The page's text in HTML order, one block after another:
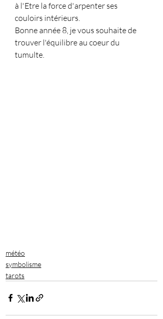
à l'Etre la force d'arpenter ses
couloirs intérieurs.
Bonne année 8, je vous souhaite de
trouver l'équilibre au coeur du
tumulte.
météo
symbolisme
tarots